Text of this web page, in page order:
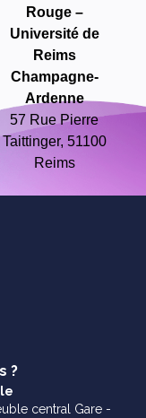
Rouge –
Université de
Reims
Champagne-
Ardenne
57 Rue Pierre
Taittinger, 51100
Reims
?
central Gare -